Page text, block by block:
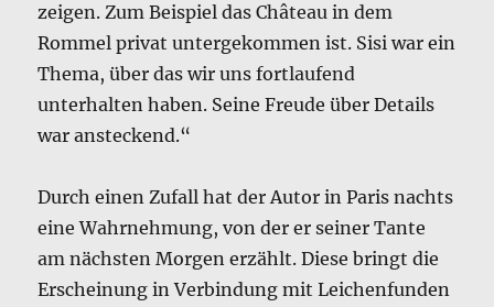
zeigen. Zum Beispiel das Château in dem
Rommel privat untergekommen ist. Sisi war ein
Thema, über das wir uns fortlaufend
unterhalten haben. Seine Freude über Details
war ansteckend.“
Durch einen Zufall hat der Autor in Paris nachts
eine Wahrnehmung, von der er seiner Tante
am nächsten Morgen erzählt. Diese bringt die
Erscheinung in Verbindung mit Leichenfunden